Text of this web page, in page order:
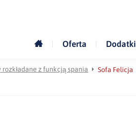
Oferta Dodatki
rozkładane z funkcją spania Sofa Felicja